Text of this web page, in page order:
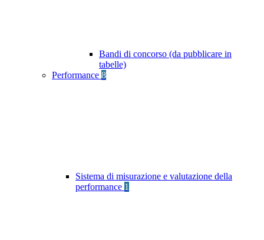
Bandi di concorso (da pubblicare in
tabelle)
Performance 8
Sistema di misurazione e valutazione della
performance 1